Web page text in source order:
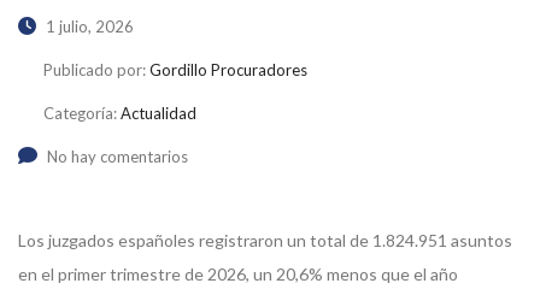
1 julio, 2026
Publicado por:Gordillo Procuradores
Categoría:Actualidad
No hay comentarios
Los juzgados españoles registraron un total de 1.824.951 asuntos
en el primer trimestre de 2026, un 20,6% menos que el año